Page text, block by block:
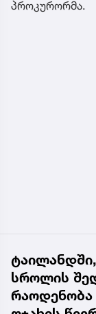
საგამოძიებო